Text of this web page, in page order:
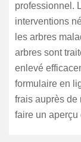
professionnel.
interventions
les arbres
arbres sont
enlevé
formulaire en
frais auprès de
faire un aperçu